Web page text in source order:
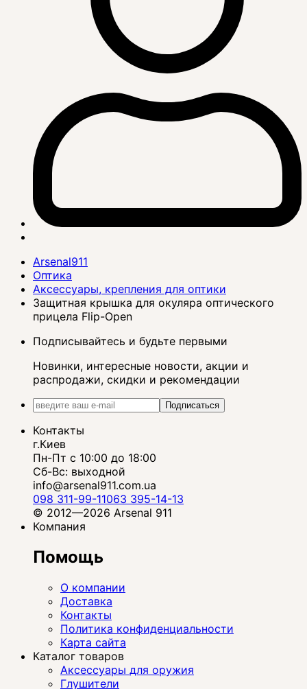
Arsenal911
Оптика
Аксессуары, крепления для оптики
Защитная крышка для окуляра оптического
прицела Flip-Open
Подписывайтесь и будьте первыми
Новинки, интересные новости, акции и
распродажи, скидки и рекомендации
Подписаться
Контакты
г.Киев
Пн-Пт с 10:00 до 18:00
Сб-Вс: выходной
info@arsenal911.com.ua
098 311-99-11063 395-14-13
© 2012—2026 Arsenal 911
Компания
Помощь
О компании
Доставка
Контакты
Политика конфиденциальности
Карта сайта
Каталог товаров
Аксессуары для оружия
Глушители